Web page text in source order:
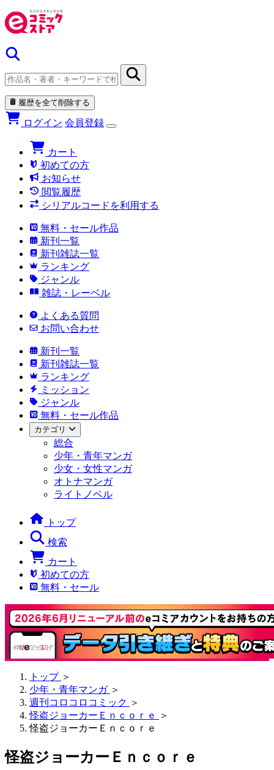
履歴を全て削除する
ログイン 会員登録
カート
初めての方
お知らせ
閲覧履歴
シリアルコードを利用する
無料・セール作品
新刊一覧
新刊雑誌一覧
ランキング
ジャンル
雑誌・レーベル
よくある質問
お問い合わせ
新刊一覧
新刊雑誌一覧
ランキング
ミッション
ジャンル
無料・セール作品
カテゴリ
総合
少年・青年マンガ
少女・女性マンガ
オトナマンガ
ライトノベル
トップ
検索
カート
初めての方
無料・セール
トップ ＞
少年・青年マンガ ＞
週刊コロコロコミック ＞
怪盗ジョーカーＥｎｃｏｒｅ
＞
怪盗ジョーカーＥｎｃｏｒｅ
怪盗ジョーカーＥｎｃｏｒｅ